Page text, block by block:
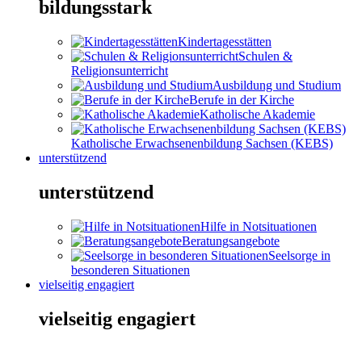
bildungsstark
Kindertagesstätten
Schulen &
Religionsunterricht
Ausbildung und Studium
Berufe in der Kirche
Katholische Akademie
Katholische Erwachsenenbildung Sachsen (KEBS)
unterstützend
unterstützend
Hilfe in Notsituationen
Beratungsangebote
Seelsorge in
besonderen Situationen
vielseitig engagiert
vielseitig engagiert